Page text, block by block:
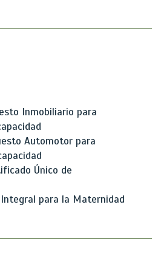
Inmobiliario para
Automotor para
Único de
Integral para la Maternidad